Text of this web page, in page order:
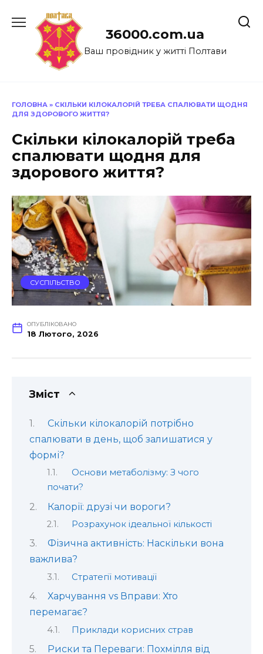
до
36000.com.ua
Ваш провідник у житті Полтави
ГОЛОВНА » СКІЛЬКИ КІЛОКАЛОРІЙ ТРЕБА СПАЛЮВАТИ ЩОДНЯ
ДЛЯ ЗДОРОВОГО ЖИТТЯ?
Скільки кілокалорій треба
спалювати щодня для
здорового життя?
СУСПІЛЬСТВО
ОПУБЛІКОВАНО
18 Лютого, 2026
Зміст
Скільки кілокалорій потрібно
спалювати в день, щоб залишатися у
формі?
Основи метаболізму: З чого
почати?
Калорії: друзі чи вороги?
Розрахунок ідеальної кількості
Фізична активність: Наскільки вона
важлива?
Стратегії мотивації
Харчування vs Вправи: Хто
перемагає?
Приклади корисних страв
Риски та Переваги: Похмілля від